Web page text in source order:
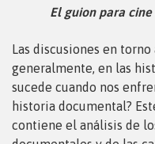
El guion para
Las discusiones en torno
generalmente, en las
sucede cuando nos
historia documental?
contiene el análisis de